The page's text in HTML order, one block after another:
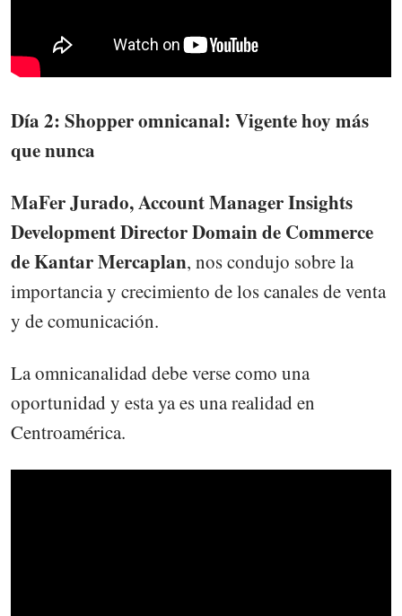
Día 2: Shopper omnicanal: Vigente hoy más
que nunca
MaFer Jurado, Account Manager Insights
Development Director Domain de Commerce
de Kantar Mercaplan, nos condujo sobre la
importancia y crecimiento de los canales de venta
y de comunicación.
La omnicanalidad debe verse como una
oportunidad y esta ya es una realidad en
Centroamérica.